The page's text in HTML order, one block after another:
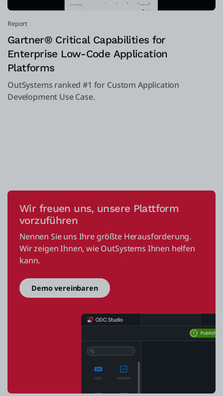
Report
Gartner® Critical Capabilities for
Enterprise Low-Code Application
Platforms
OutSystems ranked #1 for Custom Application
Development Use Case.
Wir freuen uns, unsere Plattform
vorzuführen
Nennen Sie uns Ihre größte Herausforderung.
Wir zeigen Ihnen, wie OutSystems Ihnen helfen
kann.
Demo vereinbaren